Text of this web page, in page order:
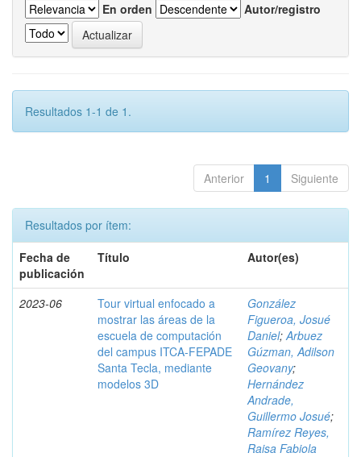
En orden
Autor/registro
Resultados 1-1 de 1.
Anterior 1 Siguiente
Resultados por ítem:
Fecha de
publicación
Título Autor(es)
2023-06
Tour virtual enfocado a
mostrar las áreas de la
escuela de computación
del campus ITCA-FEPADE
Santa Tecla, mediante
modelos 3D
González
Figueroa, Josué
Daniel;Arbuez
Gúzman, Adilson
Geovany;
Hernández
Andrade,
Guillermo Josué;
Ramírez Reyes,
Raisa Fabiola